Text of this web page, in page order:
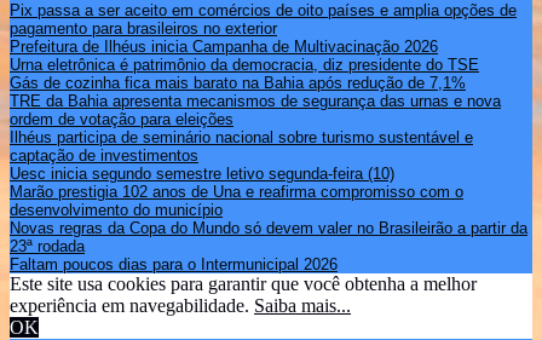
Pix passa a ser aceito em comércios de oito países e amplia opções de
pagamento para brasileiros no exterior
Prefeitura de Ilhéus inicia Campanha de Multivacinação 2026
Urna eletrônica é patrimônio da democracia, diz presidente do TSE
Gás de cozinha fica mais barato na Bahia após redução de 7,1%
TRE da Bahia apresenta mecanismos de segurança das urnas e nova
ordem de votação para eleições
Ilhéus participa de seminário nacional sobre turismo sustentável e
captação de investimentos
Uesc inicia segundo semestre letivo segunda-feira (10)
Marão prestigia 102 anos de Una e reafirma compromisso com o
desenvolvimento do município
Novas regras da Copa do Mundo só devem valer no Brasileirão a partir da
23ª rodada
Faltam poucos dias para o Intermunicipal 2026
Este site usa cookies para garantir que você obtenha a melhor
experiência em navegabilidade. Saiba mais...
OK